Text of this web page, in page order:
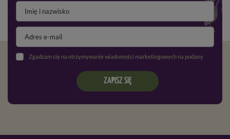
Zgadzam się na otrzymywanie wiadomości marketingowych na podany adres e-mail oraz przetwarzanie danych osobowych zgodnie z
ZAPISZ SIĘ